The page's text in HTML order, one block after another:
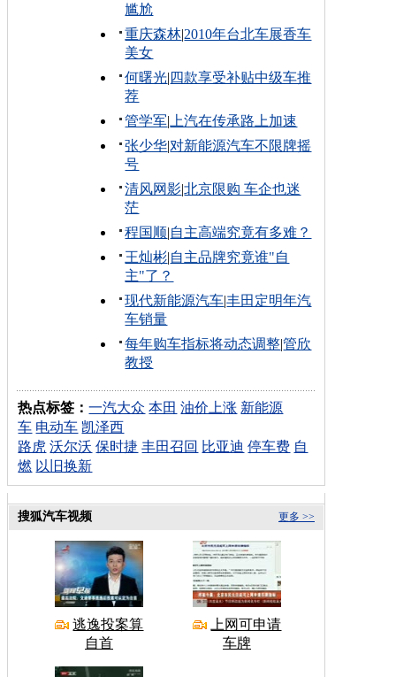
尴尬
重庆森林|2010年台北车展香车
美女
何曙光| 四款享受补贴中级车推
荐
管学军| 上汽在传承路上加速
张少华|对新能源汽车不限牌摇
号
清风网影|北京限购 车企也迷
茫
程国顺|自主高端究竟有多难？
王灿彬|自主品牌究竟谁"自
主"了？
现代新能源汽车|丰田定明年汽
车销量
每年购车指标将动态调整|管欣
教授
热点标签：一汽大众 本田 油价上涨 新能源
车 电动车 凯泽西
路虎 沃尔沃 保时捷 丰田召回 比亚迪 停车费 自
燃 以旧换新
更多 >>
搜狐汽车视频
逃逸投案算
自首
上网可申请
车牌